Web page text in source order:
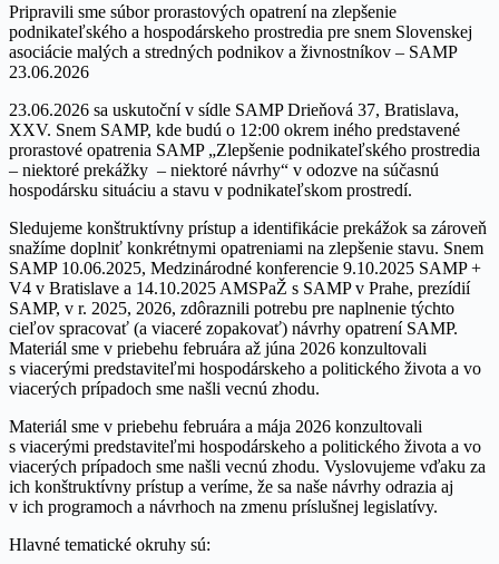
Pripravili sme súbor prorastových opatrení na zlepšenie
podnikateľského a hospodárskeho prostredia pre snem Slovenskej
asociácie malých a stredných podnikov a živnostníkov – SAMP
23.06.2026
23.06.2026 sa uskutoční v sídle SAMP Drieňová 37, Bratislava,
XXV. Snem SAMP, kde budú o 12:00 okrem iného predstavené
prorastové opatrenia SAMP „Zlepšenie podnikateľského prostredia
– niektoré prekážky – niektoré návrhy“ v odozve na súčasnú
hospodársku situáciu a stavu v podnikateľskom prostredí.
Sledujeme konštruktívny prístup a identifikácie prekážok sa zároveň
snažíme doplniť konkrétnymi opatreniami na zlepšenie stavu. Snem
SAMP 10.06.2025, Medzinárodné konferencie 9.10.2025 SAMP +
V4 v Bratislave a 14.10.2025 AMSPaŽ s SAMP v Prahe, prezídií
SAMP, v r. 2025, 2026, zdôraznili potrebu pre naplnenie týchto
cieľov spracovať (a viaceré zopakovať) návrhy opatrení SAMP.
Materiál sme v priebehu februára až júna 2026 konzultovali
s viacerými predstaviteľmi hospodárskeho a politického života a vo
viacerých prípadoch sme našli vecnú zhodu.
Materiál sme v priebehu februára a mája 2026 konzultovali
s viacerými predstaviteľmi hospodárskeho a politického života a vo
viacerých prípadoch sme našli vecnú zhodu. Vyslovujeme vďaku za
ich konštruktívny prístup a veríme, že sa naše návrhy odrazia aj
v ich programoch a návrhoch na zmenu príslušnej legislatívy.
Hlavné tematické okruhy sú: